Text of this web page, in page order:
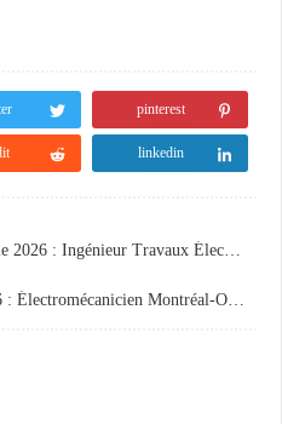
pinterest
linkedin